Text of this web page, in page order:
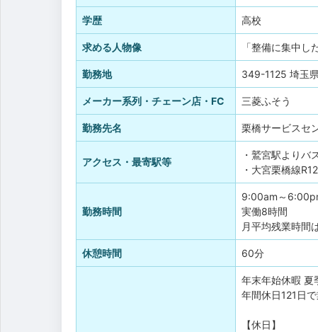
学歴 高校
求める人物像 「整備に集中し
勤務地 349-1125 埼玉
メーカー系列・チェーン店・FC 三菱ふそう
勤務先名 栗橋サービスセ
アクセス・最寄駅等
・鷲宮駅よりバ
・大宮栗橋線
勤務時間
9:00am～
実働8時間
月平均残業時間
休憩時間 60分
年末年始休暇 夏
年間休日121日
【休日】